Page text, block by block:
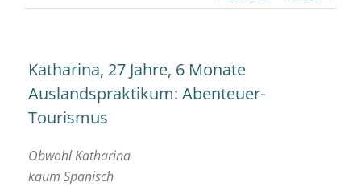
Katharina, 27 Jahre, 6 Monate
Auslandspraktikum: Abenteuer-
Tourismus
Obwohl Katharina
kaum Spanisch